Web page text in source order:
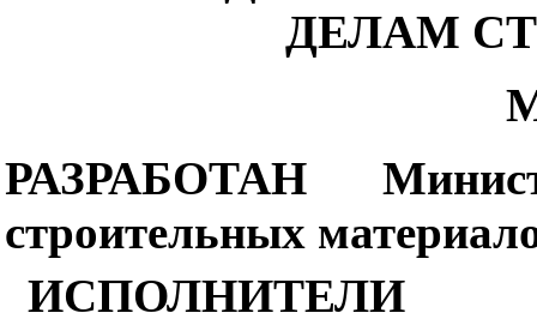
ДЕЛАМ
РАЗРАБОТАН
строительных
ИСПОЛНИТЕЛИ